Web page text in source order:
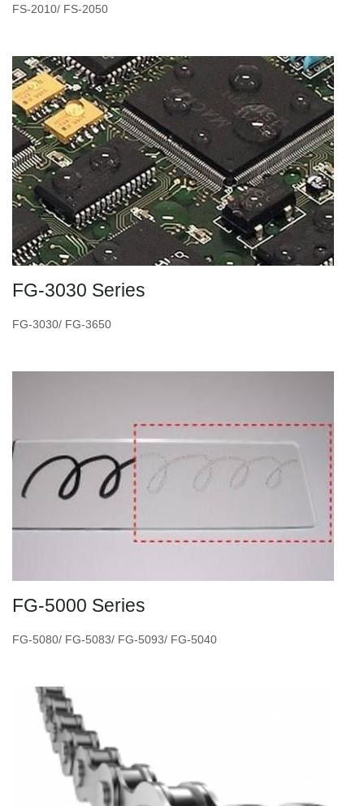
FS-2010/ FS-2050
FG-3030 Series
FG-3030/ FG-3650
FG-5000 Series
FG-5080/ FG-5083/ FG-5093/ FG-5040